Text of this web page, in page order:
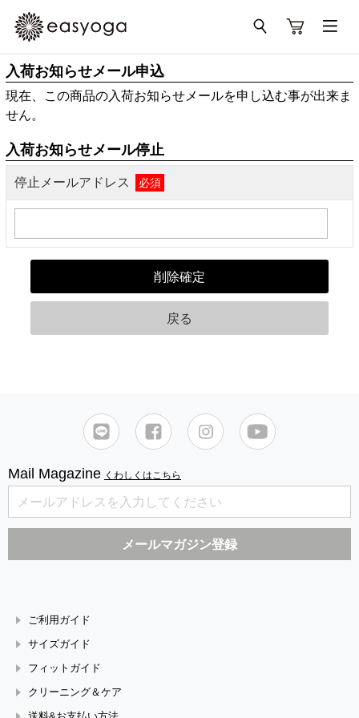
入荷お知らせメール申込
現在、この商品の入荷お知らせメールを申し込む事が出来ま
せん。
入荷お知らせメール停止
停止メールアドレス
必須
Mail Magazine くわしくはこちら
ご利用ガイド
サイズガイド
フィットガイド
クリーニング＆ケア